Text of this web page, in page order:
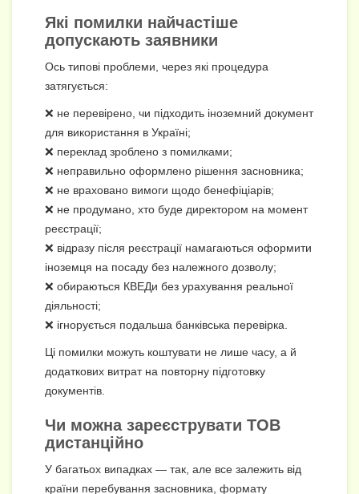
Які помилки найчастіше
допускають заявники
Ось типові проблеми, через які процедура
затягується:
❌ не перевірено, чи підходить іноземний документ
для використання в Україні;
❌ переклад зроблено з помилками;
❌ неправильно оформлено рішення засновника;
❌ не враховано вимоги щодо бенефіціарів;
❌ не продумано, хто буде директором на момент
реєстрації;
❌ відразу після реєстрації намагаються оформити
іноземця на посаду без належного дозволу;
❌ обираються КВЕДи без урахування реальної
діяльності;
❌ ігнорується подальша банківська перевірка.
Ці помилки можуть коштувати не лише часу, а й
додаткових витрат на повторну підготовку
документів.
Чи можна зареєструвати ТОВ
дистанційно
У багатьох випадках — так, але все залежить від
країни перебування засновника, формату